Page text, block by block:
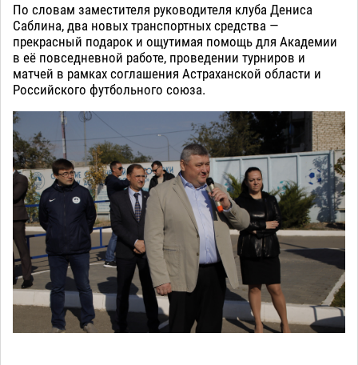
По словам заместителя руководителя клуба Дениса
Саблина, два новых транспортных средства —
прекрасный подарок и ощутимая помощь для Академии
в её повседневной работе, проведении турниров и
матчей в рамках соглашения Астраханской области и
Российского футбольного союза.